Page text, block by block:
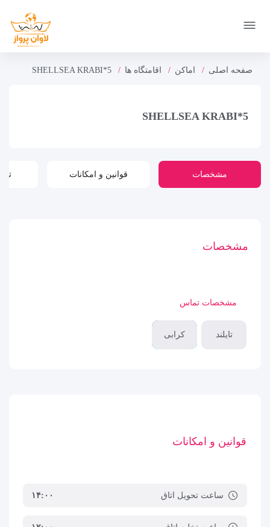
صفحه اصلی اماکن اقامتگاه ها SHELLSEA KRABI*5
SHELLSEA KRABI*5
مشخصات قوانین و امکانات
مشخصات
مشخصات تماس
تایلند کرابی
قوانین و امکانات
ساعت تحویل اتاق ۱۴:۰۰